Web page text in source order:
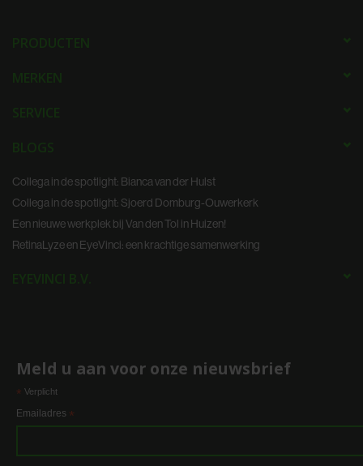
PRODUCTEN
MERKEN
SERVICE
BLOGS
Collega in de spotlight: Bianca van der Hulst
Collega in de spotlight: Sjoerd Domburg-Ouwerkerk
Een nieuwe werkplek bij Van den Tol in Huizen!
RetinaLyze en EyeVinci: een krachtige samenwerking
EYEVINCI B.V.
Meld u aan voor onze nieuwsbrief
* Verplicht
Emailadres *